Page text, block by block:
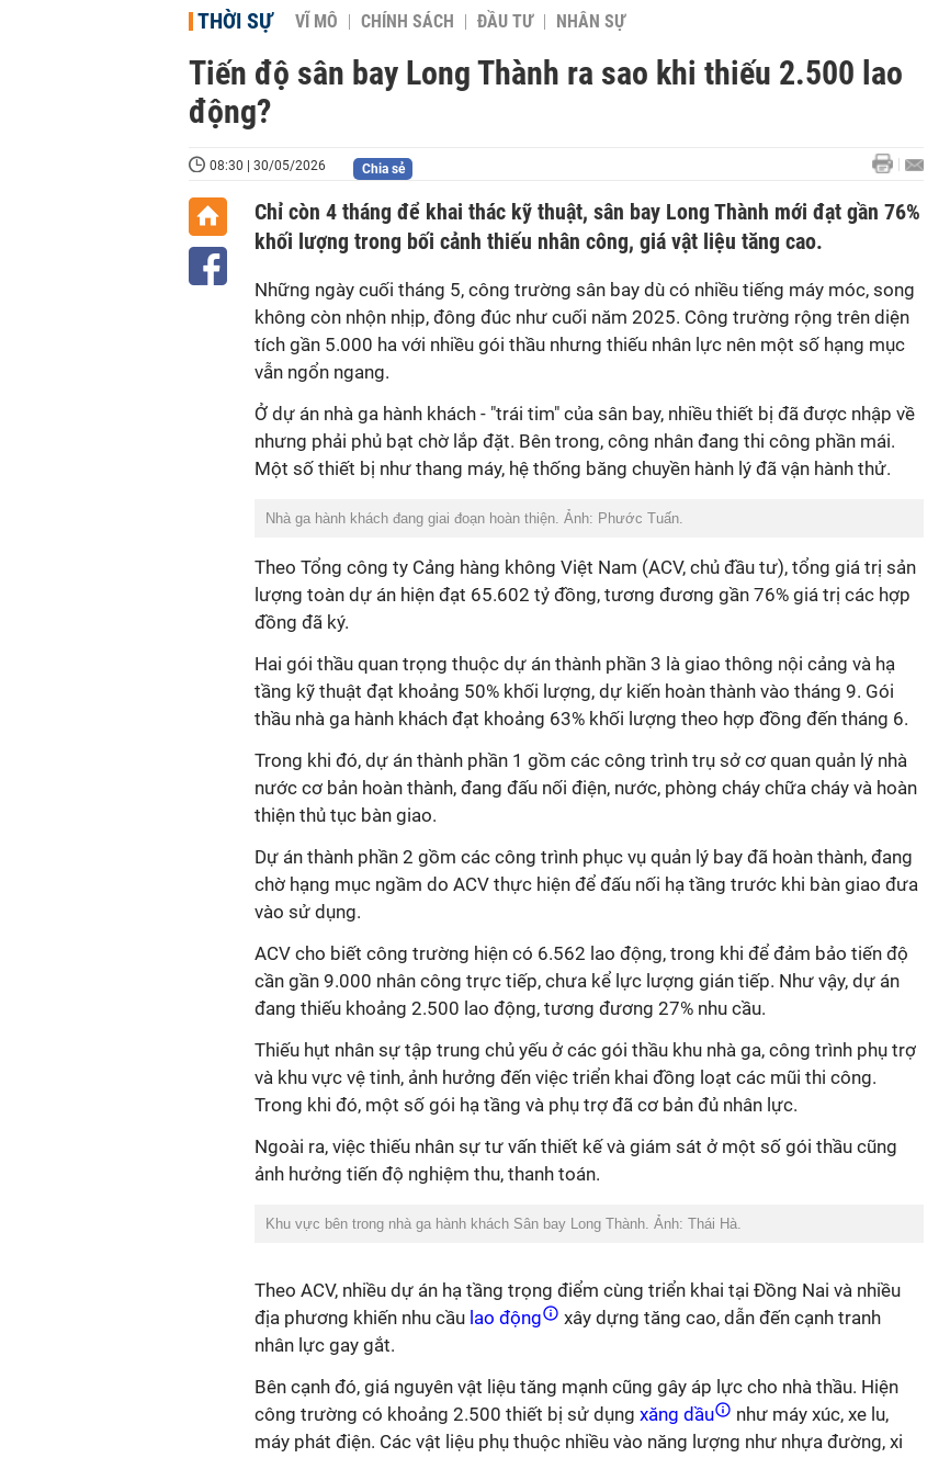
THỜI SỰ VĨ MÔ CHÍNH SÁCH ĐẦU TƯ NHÂN SỰ
Tiến độ sân bay Long Thành ra sao khi thiếu 2.500 lao
động?
08:30 | 30/05/2026 Chia sẻ
Chỉ còn 4 tháng để khai thác kỹ thuật, sân bay Long Thành mới đạt gần 76%
khối lượng trong bối cảnh thiếu nhân công, giá vật liệu tăng cao.
Những ngày cuối tháng 5, công trường sân bay dù có nhiều tiếng máy móc, song
không còn nhộn nhịp, đông đúc như cuối năm 2025. Công trường rộng trên diện
tích gần 5.000 ha với nhiều gói thầu nhưng thiếu nhân lực nên một số hạng mục
vẫn ngổn ngang.
Ở dự án nhà ga hành khách - "trái tim" của sân bay, nhiều thiết bị đã được nhập về
nhưng phải phủ bạt chờ lắp đặt. Bên trong, công nhân đang thi công phần mái.
Một số thiết bị như thang máy, hệ thống băng chuyền hành lý đã vận hành thử.
Nhà ga hành khách đang giai đoạn hoàn thiện. Ảnh: Phước Tuấn.
Theo Tổng công ty Cảng hàng không Việt Nam (ACV, chủ đầu tư), tổng giá trị sản
lượng toàn dự án hiện đạt 65.602 tỷ đồng, tương đương gần 76% giá trị các hợp
đồng đã ký.
Hai gói thầu quan trọng thuộc dự án thành phần 3 là giao thông nội cảng và hạ
tầng kỹ thuật đạt khoảng 50% khối lượng, dự kiến hoàn thành vào tháng 9. Gói
thầu nhà ga hành khách đạt khoảng 63% khối lượng theo hợp đồng đến tháng 6.
Trong khi đó, dự án thành phần 1 gồm các công trình trụ sở cơ quan quản lý nhà
nước cơ bản hoàn thành, đang đấu nối điện, nước, phòng cháy chữa cháy và hoàn
thiện thủ tục bàn giao.
Dự án thành phần 2 gồm các công trình phục vụ quản lý bay đã hoàn thành, đang
chờ hạng mục ngầm do ACV thực hiện để đấu nối hạ tầng trước khi bàn giao đưa
vào sử dụng.
ACV cho biết công trường hiện có 6.562 lao động, trong khi để đảm bảo tiến độ
cần gần 9.000 nhân công trực tiếp, chưa kể lực lượng gián tiếp. Như vậy, dự án
đang thiếu khoảng 2.500 lao động, tương đương 27% nhu cầu.
Thiếu hụt nhân sự tập trung chủ yếu ở các gói thầu khu nhà ga, công trình phụ trợ
và khu vực vệ tinh, ảnh hưởng đến việc triển khai đồng loạt các mũi thi công.
Trong khi đó, một số gói hạ tầng và phụ trợ đã cơ bản đủ nhân lực.
Ngoài ra, việc thiếu nhân sự tư vấn thiết kế và giám sát ở một số gói thầu cũng
ảnh hưởng tiến độ nghiệm thu, thanh toán.
Khu vực bên trong nhà ga hành khách Sân bay Long Thành. Ảnh: Thái Hà.
Theo ACV, nhiều dự án hạ tầng trọng điểm cùng triển khai tại Đồng Nai và nhiều
địa phương khiến nhu cầu lao động
xây dựng tăng cao, dẫn đến cạnh tranh
nhân lực gay gắt.
Bên cạnh đó, giá nguyên vật liệu tăng mạnh cũng gây áp lực cho nhà thầu. Hiện
công trường có khoảng 2.500 thiết bị sử dụng xăng dầu
như máy xúc, xe lu,
máy phát điện. Các vật liệu phụ thuộc nhiều vào năng lượng như nhựa đường, xi